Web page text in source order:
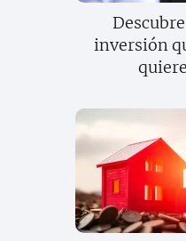
inversión